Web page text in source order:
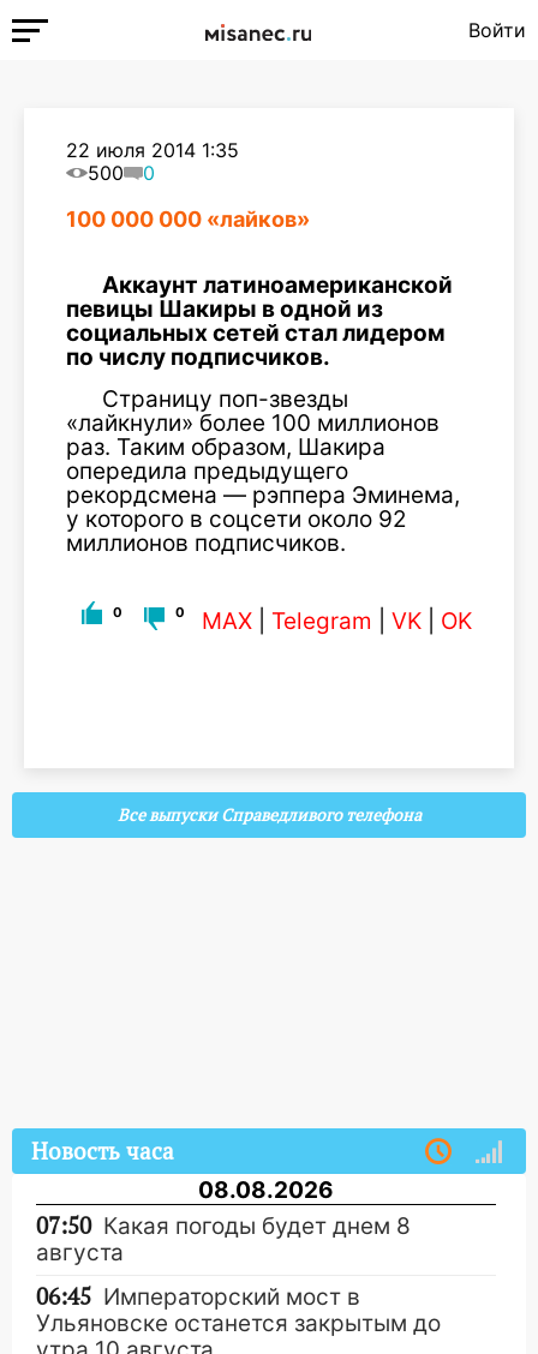
Войти
22 июля 2014 1:35
500
0
100 000 000 «лайков»
Аккаунт латиноамериканской
певицы Шакиры в одной из
социальных сетей стал лидером
по числу подписчиков.
Страницу поп-звезды
«лайкнули» более 100 миллионов
раз. Таким образом, Шакира
опередила предыдущего
рекордсмена — рэппера Эминема,
у которого в соцсети около 92
миллионов подписчиков.
0 0 MAX Telegram VK OK
Все выпуски Справедливого телефона
Новость часа
08.08.2026
07:50 Какая погоды будет днем 8
августа
06:45 Императорский мост в
Ульяновске останется закрытым до